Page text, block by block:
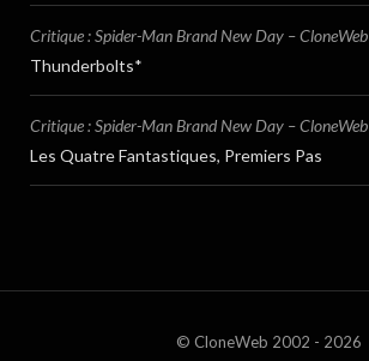
Critique : Spider-Man Brand New Day – CloneWeb
Thunderbolts*
Critique : Spider-Man Brand New Day – CloneWeb
Les Quatre Fantastiques, Premiers Pas
© CloneWeb 2002 - 2026